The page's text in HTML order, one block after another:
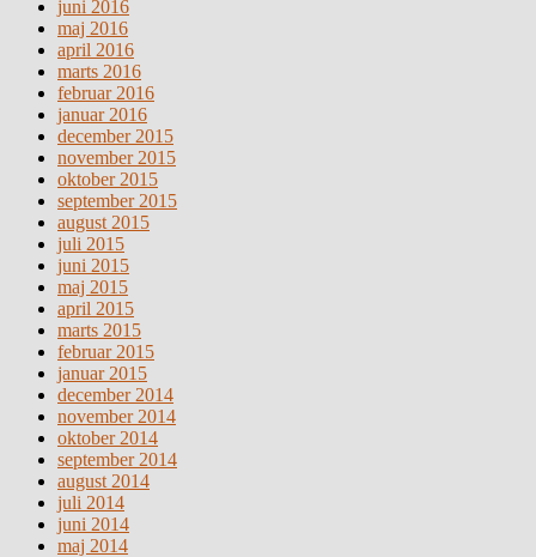
juni 2016
maj 2016
april 2016
marts 2016
februar 2016
januar 2016
december 2015
november 2015
oktober 2015
september 2015
august 2015
juli 2015
juni 2015
maj 2015
april 2015
marts 2015
februar 2015
januar 2015
december 2014
november 2014
oktober 2014
september 2014
august 2014
juli 2014
juni 2014
maj 2014